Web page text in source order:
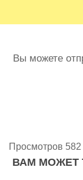
Вы можете
Просмотров 582
ВАМ МОЖЕТ